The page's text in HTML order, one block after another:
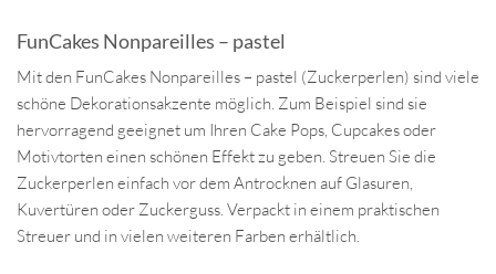
FunCakes Nonpareilles – pastel
Mit den FunCakes Nonpareilles – pastel (Zuckerperlen) sind viele
schöne Dekorationsakzente möglich. Zum Beispiel sind sie
hervorragend geeignet um Ihren Cake Pops, Cupcakes oder
Motivtorten einen schönen Effekt zu geben. Streuen Sie die
Zuckerperlen einfach vor dem Antrocknen auf Glasuren,
Kuvertüren oder Zuckerguss. Verpackt in einem praktischen
Streuer und in vielen weiteren Farben erhältlich.